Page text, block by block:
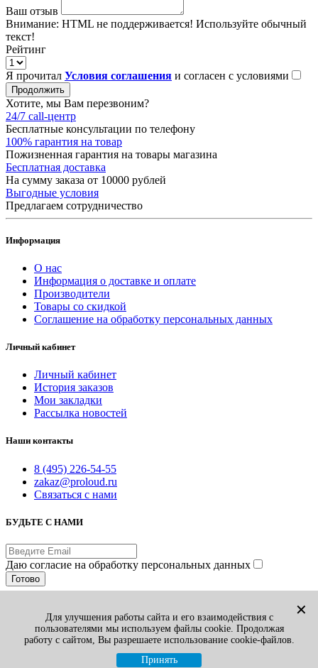
Ваш отзыв
Внимание: HTML не поддерживается! Используйте обычный
текст!
Рейтинг
Я прочитал Условия соглашения и согласен с условиями
Продолжить
Хотите, мы Вам перезвоним?
24/7 call-центр
Бесплатные консультации по телефону
100% гарантия на товар
Пожизненная гарантия на товары магазина
Бесплатная доставка
На сумму заказа от 10000 рублей
Выгодные условия
Предлагаем сотрудничество
Информация
О нас
Информация о доставке и оплате
Производители
Товары со скидкой
Соглашение на обработку персональных данных
Личный кабинет
Личный кабинет
История заказов
Мои закладки
Рассылка новостей
Наши контакты
8 (495) 226-54-55
zakaz@proloud.ru
Связаться с нами
БУДЬТЕ С НАМИ
Даю согласие на обработку персональных данных
Готово
Принимаем к оплате:
Вы смотрели 1
Избранные товары 0
✕
Для улучшения работы сайта и его взаимодействия с
пользователями мы используем файлы cookie. Продолжая
работу с сайтом, Вы разрешаете использование cookie-файлов.
Принять